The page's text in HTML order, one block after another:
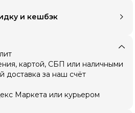
и кешбэк
картой, СБП или наличными
доставка за наш счёт
Маркета или курьером